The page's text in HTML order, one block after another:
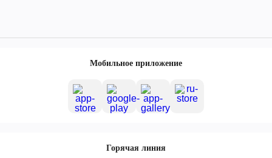
Новодвинск
Мобильное приложение
Горячая линия